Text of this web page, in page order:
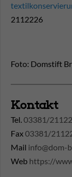
2112226
Foto: Domstift
Kontakt
Tel.03381/
Fax03381/
Mail info@dom-
Web https://